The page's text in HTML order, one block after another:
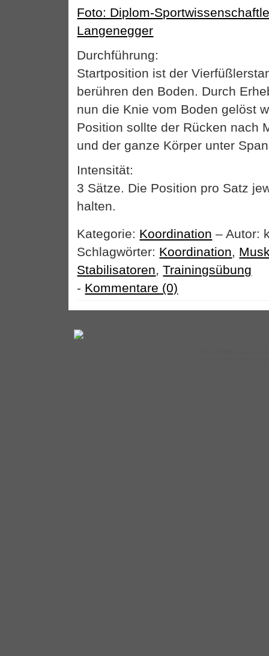
Foto: Diplom-
Langenegger
Durchführung:
Startposition ist der
berühren den Boden. Durch
nun die Knie vom Boden gelöst
Position sollte der Rücken nach
und der ganze Körper unter
Intensität:
3 Sätze. Die Position pro Satz
halten.
Kategorie: Koordination – Autor:
Schlagwörter: Koordination,
Stabilisatoren,Trainingsübung
- Kommentare (0)